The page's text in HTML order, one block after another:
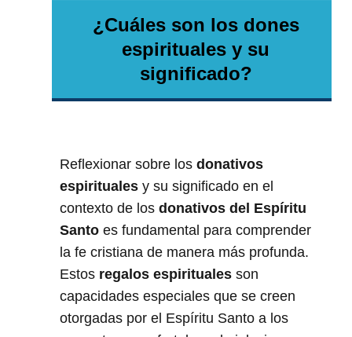
¿Cuáles son los dones
espirituales y su
significado?
Reflexionar sobre los donativos
espirituales y su significado en el
contexto de los donativos del Espíritu
Santo es fundamental para comprender
la fe cristiana de manera más profunda.
Estos regalos espirituales son
capacidades especiales que se creen
otorgadas por el Espíritu Santo a los